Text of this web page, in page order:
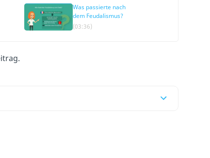
Was passierte nach
dem Feudalismus?
(03:36)